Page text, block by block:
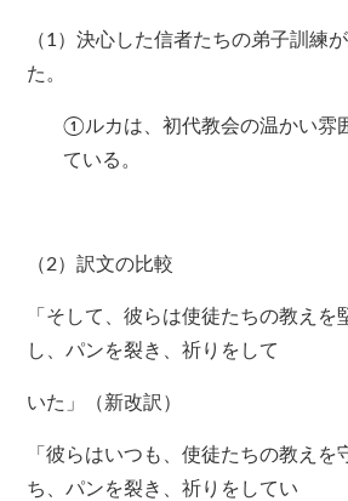
（1）決心した信者たちの弟子訓練
た。
①ルカは、初代教会の温かい雰
ている。
（2）訳文の比較
「そして、彼らは使徒たちの教えを
し、パンを裂き、祈りをして
いた」（新改訳）
「彼らはいつも、使徒たちの教えを
ち、パンを裂き、祈りをしてい